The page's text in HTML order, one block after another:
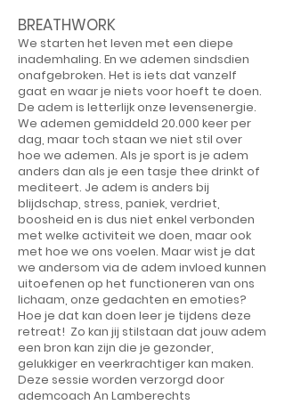
BREATHWORK
​We starten het leven met een diepe
inademhaling. En we ademen sindsdien
onafgebroken. Het is iets dat vanzelf
gaat en waar je niets voor hoeft te doen.
De adem is letterlijk onze levensenergie.
We ademen gemiddeld 20.000 keer per
dag, maar toch staan we niet stil over
hoe we ademen. Als je sport is je adem
anders dan als je een tasje thee drinkt of
mediteert. Je adem is anders bij
blijdschap, stress, paniek, verdriet,
boosheid en is dus niet enkel verbonden
met welke activiteit we doen, maar ook
met hoe we ons voelen. Maar wist je dat
we andersom via de adem invloed kunnen
uitoefenen op het functioneren van ons
lichaam, onze gedachten en emoties?
Hoe je dat kan doen leer je tijdens deze
retreat! Zo kan jij stilstaan dat jouw adem
een bron kan zijn die je gezonder,
gelukkiger en veerkrachtiger kan maken.
Deze sessie worden verzorgd door
ademcoach An Lamberechts